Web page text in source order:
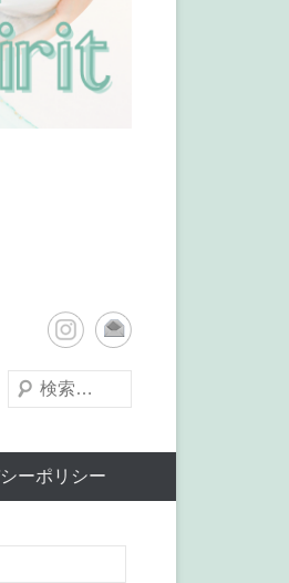
検
索
ーポリシー